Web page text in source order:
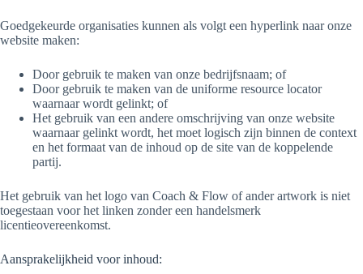
Goedgekeurde organisaties kunnen als volgt een hyperlink naar onze
website maken:
Door gebruik te maken van onze bedrijfsnaam; of
Door gebruik te maken van de uniforme resource locator
waarnaar wordt gelinkt; of
Het gebruik van een andere omschrijving van onze website
waarnaar gelinkt wordt, het moet logisch zijn binnen de context
en het formaat van de inhoud op de site van de koppelende
partij.
Het gebruik van het logo van Coach & Flow of ander artwork is niet
toegestaan ​​voor het linken zonder een handelsmerk
licentieovereenkomst.
Aansprakelijkheid voor inhoud: